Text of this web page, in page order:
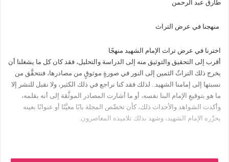
طارق عبد الرحمن
منهجنا في عرض التراث
اخترنا في عرض تراث الإمام الشهيد منهجًا
أقرب إلى التحقيق والتوثيق منه إلى الدراسة والتحليل، فقد كان كل ما يشغلنا أن
يخرج ذلك التراثُ الثمين إلى النور في صورةٍ موثوقٍ من مصادرها، فنتحقَّق من
نسبتها إلى إمامنا الشهيد.. لذلك فقد كنا نراجع في ذلك الكثير، ولا نقبل للنشر إلا
ما هو بتوقيعِ الإمام البنا نفسه، أو ما أشارت المصادر الموثَّقة إلى أنه بقلمه،
وأكدت الشواهد والأحداث ذلك، كأن تخصِّص المجلة بابًا معيَّنًا أو عنوانًا بعينه
يحرِّره الإمام الشهيد، وشهد بذلك تلاميذه المعاصرون.